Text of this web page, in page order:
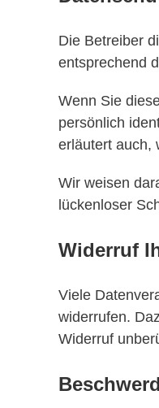
Die Betreiber
entsprechend
Wenn Sie
persönlich
erläutert auch,
Wir weisen
lückenloser
Widerruf
Viele
widerrufen.
Widerruf